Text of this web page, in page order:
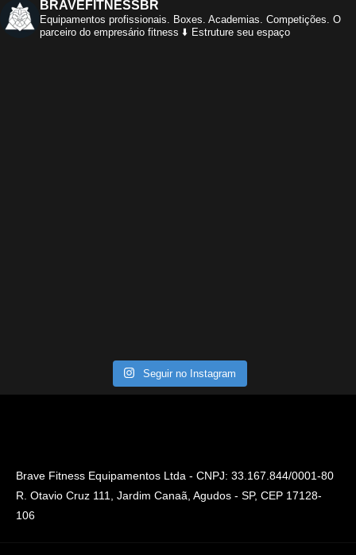
BRAVEFITNESSBR
Equipamentos profissionais. Boxes. Academias. Competições. O
parceiro do empresário fitness ⬇️ Estruture seu espaço
Seguir no Instagram
Brave Fitness Equipamentos Ltda - CNPJ: 33.167.844/0001-80
R. Otavio Cruz 111, Jardim Canaã, Agudos - SP, CEP 17128-
106